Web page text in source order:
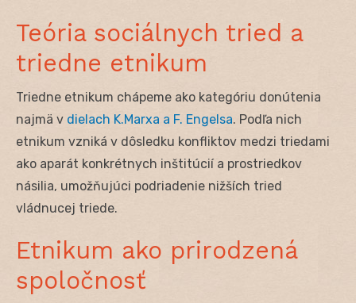
Teória sociálnych tried a
triedne etnikum
Triedne etnikum chápeme ako kategóriu donútenia
najmä v dielach K.Marxa a F. Engelsa. Podľa nich
etnikum vzniká v dôsledku konfliktov medzi triedami
ako aparát konkrétnych inštitúcií a prostriedkov
násilia, umožňujúci podriadenie nižších tried
vládnucej triede.
Etnikum ako prirodzená
spoločnosť